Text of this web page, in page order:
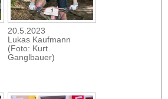
20.5.2023
Lukas Kaufmann
(Foto: Kurt
Ganglbauer)